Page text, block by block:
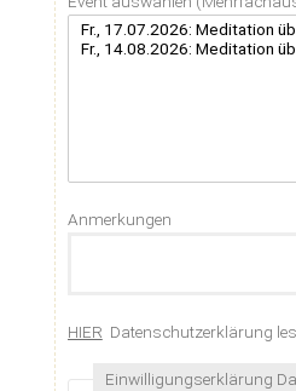
Anmerkungen
HIER Datenschutzerklärung
Pflichtfeld
Einwilligungserklärung